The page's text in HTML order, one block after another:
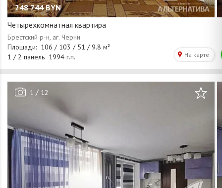
248 744 BYN
Четырехкомнатная квартира
1 / 12